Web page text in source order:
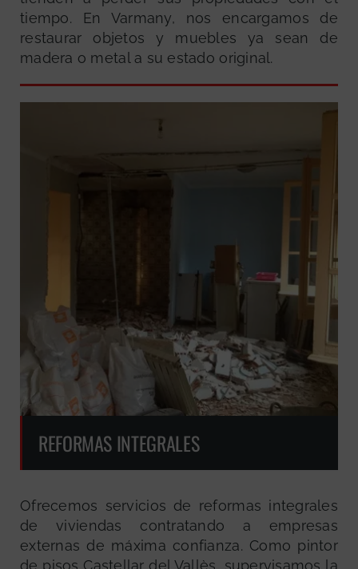
tiempo. En Varmany, nos encargamos de
restaurar objetos y muebles ya sean de
madera o metal a su estado original.
REFORMAS INTEGRALES
Ofrecemos servicios de reformas integrales
de viviendas contratando a empresas
externas de máxima confianza. Como pintor